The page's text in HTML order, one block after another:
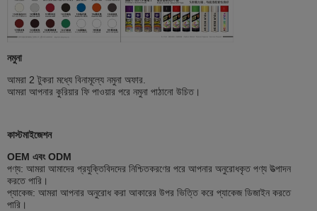
নমুনা
আমরা 2 টুকরা মধ্যে বিনামূল্যে নমুনা অফার.
আমরা আপনার কুরিয়ার ফি পাওয়ার পরে নমুনা পাঠানো উচিত।
কাস্টমাইজেশন
OEM এবং ODM
পণ্য: আমরা আমাদের প্রযুক্তিবিদদের নিশ্চিতকরণের পরে আপনার অনুরোধকৃত পণ্য উত্পাদন
করতে পারি।
প্যাকেজ: আমরা আপনার অনুরোধ করা আকারের উপর ভিত্তি করে প্যাকেজ ডিজাইন করতে
পারি।